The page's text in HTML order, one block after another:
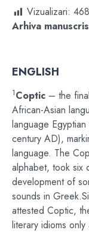
Vizualizari: 468
Arhiva
ENGLISH
1Coptic – the
African-Asian
language
century AD),
language. The
alphabet, took six
development of
sounds in Greek.
attested Coptic,
literary idioms